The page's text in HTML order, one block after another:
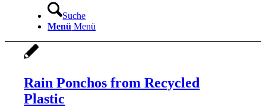
Suche
Menü Menü
Rain Ponchos from Recycled
Plastic